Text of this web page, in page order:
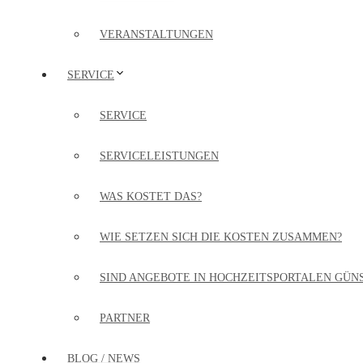
VERANSTALTUNGEN
SERVICE
SERVICE
SERVICELEISTUNGEN
WAS KOSTET DAS?
WIE SETZEN SICH DIE KOSTEN ZUSAMMEN?
SIND ANGEBOTE IN HOCHZEITSPORTALEN
PARTNER
BLOG / NEWS